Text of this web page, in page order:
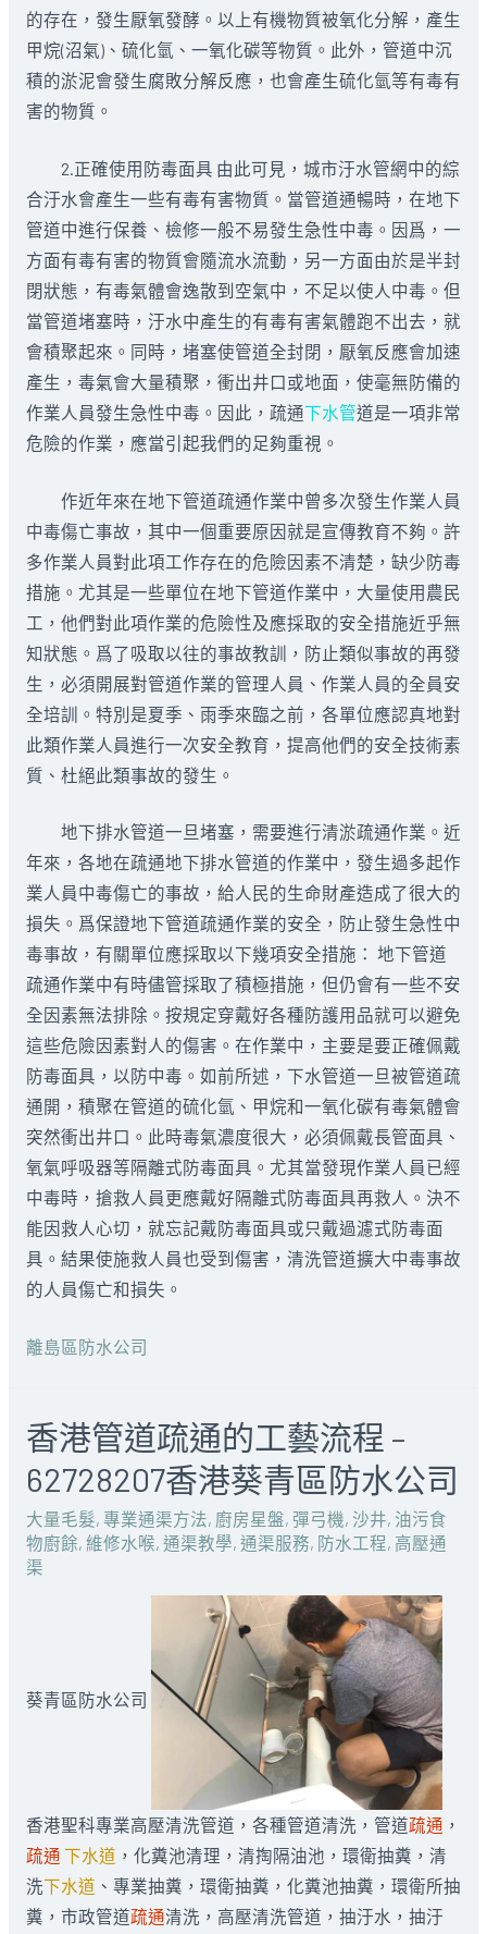
的存在，發生厭氧發酵。以上有機物質被氧化分解，產生
甲烷(沼氣)、硫化氫、一氧化碳等物質。此外，管道中沉
積的淤泥會發生腐敗分解反應，也會產生硫化氫等有毒有
害的物質。
2.正確使用防毒面具 由此可見，城市汙水管網中的綜
合汙水會產生一些有毒有害物質。當管道通暢時，在地下
管道中進行保養、檢修一般不易發生急性中毒。因爲，一
方面有毒有害的物質會隨流水流動，另一方面由於是半封
閉狀態，有毒氣體會逸散到空氣中，不足以使人中毒。但
當管道堵塞時，汙水中產生的有毒有害氣體跑不出去，就
會積聚起來。同時，堵塞使管道全封閉，厭氧反應會加速
產生，毒氣會大量積聚，衝出井口或地面，使毫無防備的
作業人員發生急性中毒。因此，疏通下水管道是一項非常
危險的作業，應當引起我們的足夠重視。
作近年來在地下管道疏通作業中曾多次發生作業人員
中毒傷亡事故，其中一個重要原因就是宣傳教育不夠。許
多作業人員對此項工作存在的危險因素不清楚，缺少防毒
措施。尤其是一些單位在地下管道作業中，大量使用農民
工，他們對此項作業的危險性及應採取的安全措施近乎無
知狀態。爲了吸取以往的事故教訓，防止類似事故的再發
生，必須開展對管道作業的管理人員、作業人員的全員安
全培訓。特別是夏季、雨季來臨之前，各單位應認真地對
此類作業人員進行一次安全教育，提高他們的安全技術素
質、杜絕此類事故的發生。
地下排水管道一旦堵塞，需要進行清淤疏通作業。近
年來，各地在疏通地下排水管道的作業中，發生過多起作
業人員中毒傷亡的事故，給人民的生命財產造成了很大的
損失。爲保證地下管道疏通作業的安全，防止發生急性中
毒事故，有關單位應採取以下幾項安全措施： 地下管道
疏通作業中有時儘管採取了積極措施，但仍會有一些不安
全因素無法排除。按規定穿戴好各種防護用品就可以避免
這些危險因素對人的傷害。在作業中，主要是要正確佩戴
防毒面具，以防中毒。如前所述，下水管道一旦被管道疏
通開，積聚在管道的硫化氫、甲烷和一氧化碳有毒氣體會
突然衝出井口。此時毒氣濃度很大，必須佩戴長管面具、
氧氣呼吸器等隔離式防毒面具。尤其當發現作業人員已經
中毒時，搶救人員更應戴好隔離式防毒面具再救人。決不
能因救人心切，就忘記戴防毒面具或只戴過濾式防毒面
具。結果使施救人員也受到傷害，清洗管道擴大中毒事故
的人員傷亡和損失。
離島區防水公司
香港管道疏通的工藝流程 –
62728207香港葵青區防水公司
大量毛髮, 專業通渠方法, 廚房星盤, 彈弓機, 沙井, 油污食
物廚餘, 維修水喉, 通渠教學, 通渠服務, 防水工程, 高壓通
渠
葵青區防水公司
香港聖科專業高壓清洗管道，各種管道清洗，管道疏通 ，
疏通 下水道 ，化糞池清理，清掏隔油池，環衛抽糞，清
洗下水道 、專業抽糞，環衛抽糞，化糞池抽糞，環衛所抽
糞，市政管道疏通清洗，高壓清洗管道，抽汙水，抽汙